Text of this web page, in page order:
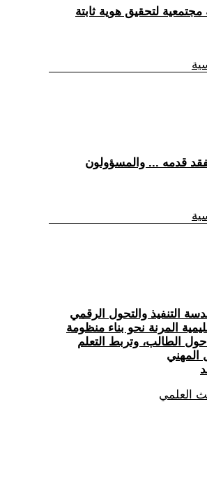
مجتمعية لتحقيق هوية ثابتة
يفقد قدمه ... والمسؤولون
التنفيذ والتحول الرقمي
المرنة نحو بناء منظومة
الطالب، وتربط التعلم
المهني
العلمي